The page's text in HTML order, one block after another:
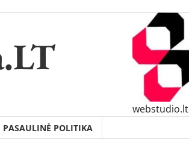
webstudio.lt
PASAULINĖ POLITIKA